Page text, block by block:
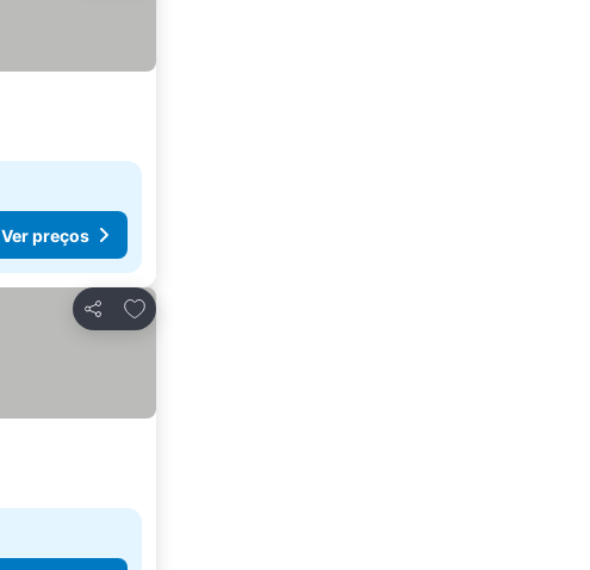
Ver preços
Partilhar
Adicionar aos favoritos